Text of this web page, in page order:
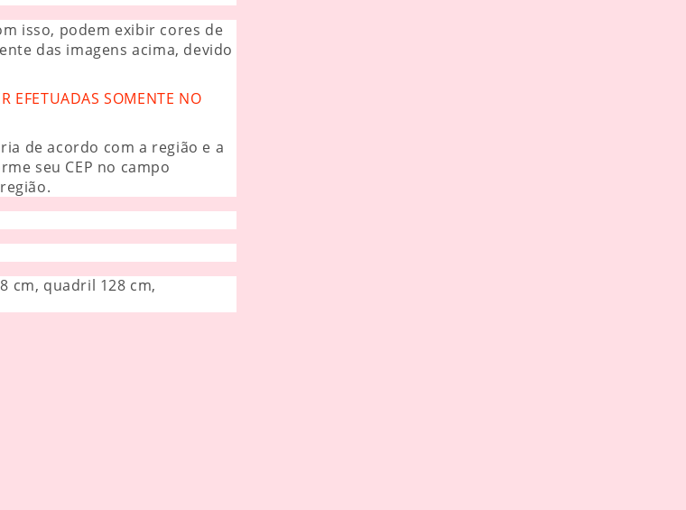
isso, podem exibir cores de
das imagens acima, devido
EFETUADAS SOMENTE NO
de acordo com a região e a
seu CEP no campo
cm, quadril 128 cm,